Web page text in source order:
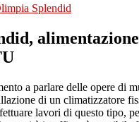
Splendid
a parlare delle opere di
di un climatizzatore
lavori di questo tipo,